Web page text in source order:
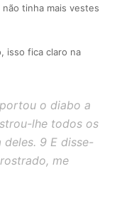
tinha mais vestes
isso fica claro na
o diabo a
lhe todos os
9 E disse-
me